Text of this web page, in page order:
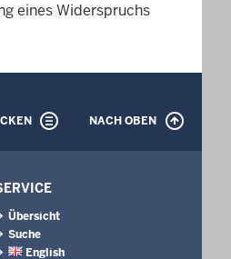
eines Widerspruchs
NACH OBEN
Übersicht
Suche
English